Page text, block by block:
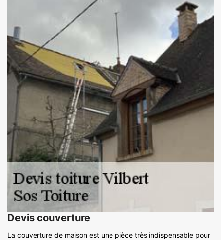
Devis couverture
La couverture de maison est une pièce très indispensable pour